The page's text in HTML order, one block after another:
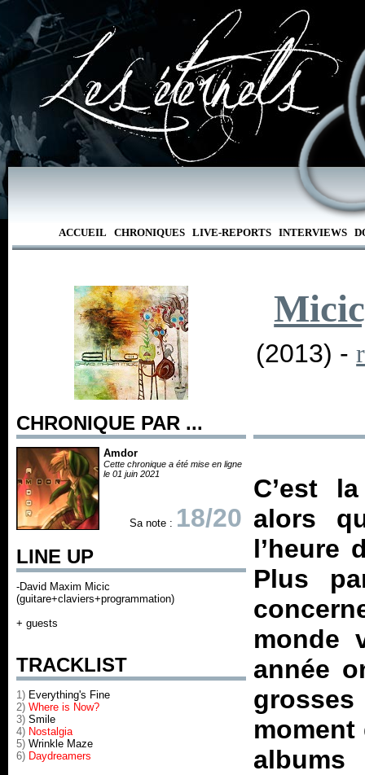
ACCUEIL CHRONIQUES LIVE-REPORTS INTERVIEWS
CHRONIQUE PAR ...
Amdor
Cette chronique a été mise en ligne
le 01 juin 2021
Sa note : 18/20
LINE UP
-David Maxim Micic
(guitare+claviers+programmation)
+ guests
TRACKLIST
1) Everything's Fine
2) Where is Now?
3) Smile
4) Nostalgia
5) Wrinkle Maze
6) Daydreamers
(2013) -
C’est
alors
l’heure
Plus
monde
année
moment